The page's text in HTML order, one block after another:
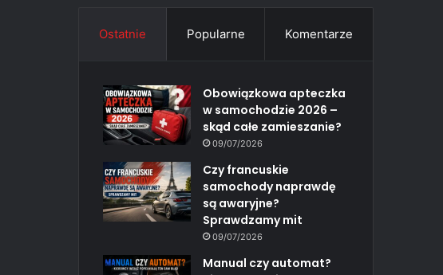
Ostatnie Popularne Komentarze
Obowiązkowa apteczka
w samochodzie 2026 –
skąd całe zamieszanie?
09/07/2026
Czy francuskie
samochody naprawdę
są awaryjne?
Sprawdzamy mit
09/07/2026
Manual czy automat?